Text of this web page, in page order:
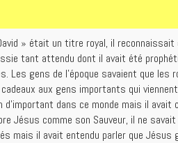
» était un titre royal, il reconnaissait
tant attendu dont il avait été
Les gens de l’époque savaient que les
aux gens importants qui
dans ce monde mais il avait
Jésus comme son Sauveur, il ne
mais il avait entendu parler que Jésus